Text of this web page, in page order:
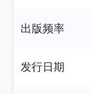
出版频率
发行日期